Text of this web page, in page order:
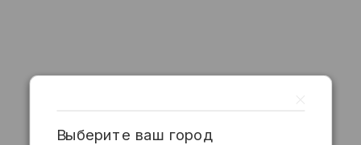
Выберите ваш город